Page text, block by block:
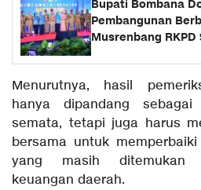
Bupati Bombana
Pembangunan
Musrenbang RKPD
Menurutnya, hasil
hanya dipandang
semata, tetapi juga harus
bersama untuk
yang masih ditemukan
keuangan daerah.